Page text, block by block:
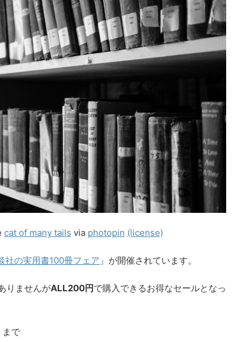
cat of many tails via photopin (license)
社の実用書100冊フェア 」が開催されています。
りませんがALL200円で購入できるお得なセールとなっ
まで